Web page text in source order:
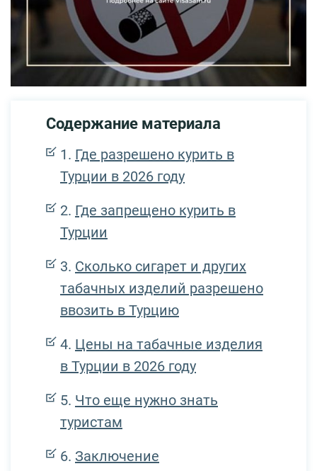
Содержание материала
Где разрешено курить в
Турции в 2026 году
Где запрещено курить в
Турции
Сколько сигарет и других
табачных изделий разрешено
ввозить в Турцию
Цены на табачные изделия
в Турции в 2026 году
Что еще нужно знать
туристам
Заключение